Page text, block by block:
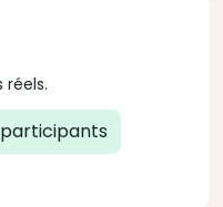
participants